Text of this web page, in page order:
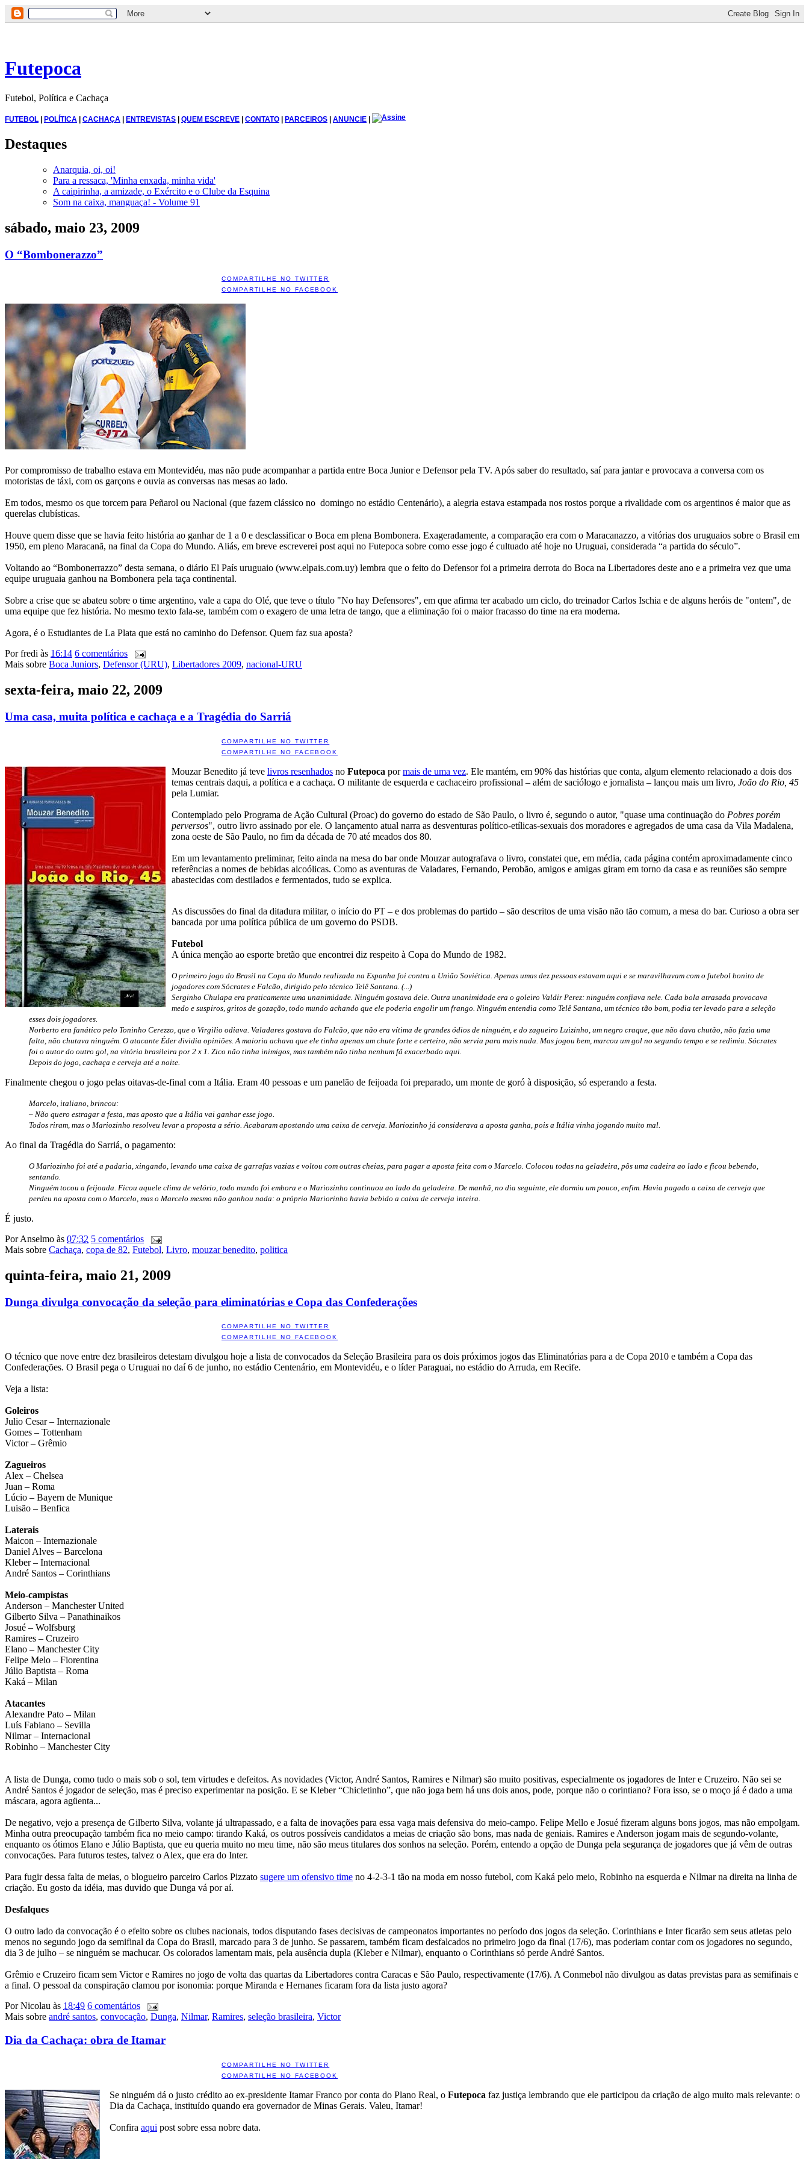
Futepoca
Futebol, Política e Cachaça
FUTEBOL | POLÍTICA | CACHAÇA | ENTREVISTAS | QUEM ESCREVE | CONTATO | PARCEIROS | ANUNCIE |
Destaques
Anarquia, oi, oi!
Para a ressaca, 'Minha enxada, minha vida'
A caipirinha, a amizade, o Exército e o Clube da Esquina
Som na caixa, manguaça! - Volume 91
sábado, maio 23, 2009
O “Bombonerazzo”
COMPARTILHE NO TWITTER
COMPARTILHE NO FACEBOOK
Por compromisso de trabalho estava em Montevidéu, mas não pude acompanhar a partida entre Boca Junior e Defensor pela TV. Após saber do resultado, saí para jantar e provocava a conversa com os
motoristas de táxi, com os garçons e ouvia as conversas nas mesas ao lado.
Em todos, mesmo os que torcem para Peñarol ou Nacional (que fazem clássico no domingo no estádio Centenário), a alegria estava estampada nos rostos porque a rivalidade com os argentinos é maior que as
querelas clubísticas.
Houve quem disse que se havia feito história ao ganhar de 1 a 0 e desclassificar o Boca em plena Bombonera. Exageradamente, a comparação era com o Maracanazzo, a vitórias dos uruguaios sobre o Brasil em
1950, em pleno Maracanã, na final da Copa do Mundo. Aliás, em breve escreverei post aqui no Futepoca sobre como esse jogo é cultuado até hoje no Uruguai, considerada “a partida do século”.
Voltando ao “Bombonerrazzo” desta semana, o diário El País uruguaio (www.elpais.com.uy) lembra que o feito do Defensor foi a primeira derrota do Boca na Libertadores deste ano e a primeira vez que uma
equipe uruguaia ganhou na Bombonera pela taça continental.
Sobre a crise que se abateu sobre o time argentino, vale a capa do Olé, que teve o título "No hay Defensores", em que afirma ter acabado um ciclo, do treinador Carlos Ischia e de alguns heróis de "ontem", de
uma equipe que fez história. No mesmo texto fala-se, também com o exagero de uma letra de tango, que a eliminação foi o maior fracasso do time na era moderna.
Agora, é o Estudiantes de La Plata que está no caminho do Defensor. Quem faz sua aposta?
Porfredi às 16:14 6 comentários
Mais sobre Boca Juniors, Defensor (URU), Libertadores 2009, nacional-URU
sexta-feira, maio 22, 2009
Uma casa, muita política e cachaça e a Tragédia do Sarriá
COMPARTILHE NO TWITTER
COMPARTILHE NO FACEBOOK
Mouzar Benedito já teve livros resenhados no Futepoca pormais de uma vez. Ele mantém, em 90% das histórias que conta, algum elemento relacionado a dois dos
temas centrais daqui, a política e a cachaça. O militante de esquerda e cachaceiro profissional – além de saciólogo e jornalista – lançou mais um livro, João do Rio, 45
pela Lumiar.
Contemplado pelo Programa de Ação Cultural (Proac) do governo do estado de São Paulo, o livro é, segundo o autor, "quase uma continuação do Pobres porém
perversos", outro livro assinado por ele. O lançamento atual narra as desventuras político-etílicas-sexuais dos moradores e agregados de uma casa da Vila Madalena,
zona oeste de São Paulo, no fim da década de 70 até meados dos 80.
Em um levantamento preliminar, feito ainda na mesa do bar onde Mouzar autografava o livro, constatei que, em média, cada página contém aproximadamente cinco
referências a nomes de bebidas alcoólicas. Como as aventuras de Valadares, Fernando, Perobão, amigos e amigas giram em torno da casa e as reuniões são sempre
abastecidas com destilados e fermentados, tudo se explica.
As discussões do final da ditadura militar, o início do PT – e dos problemas do partido – são descritos de uma visão não tão comum, a mesa do bar. Curioso a obra ser
bancada por uma política pública de um governo do PSDB.
Futebol
A única menção ao esporte bretão que encontrei diz respeito à Copa do Mundo de 1982.
O primeiro jogo do Brasil na Copa do Mundo realizada na Espanha foi contra a União Soviética. Apenas umas dez pessoas estavam aqui e se maravilhavam com o futebol bonito de
jogadores com Sócrates e Falcão, dirigido pelo técnico Telê Santana. (...)
Serginho Chulapa era praticamente uma unanimidade. Ninguém gostava dele. Outra unanimidade era o goleiro Valdir Perez: ninguém confiava nele. Cada bola atrasada provocava
medo e suspiros, gritos de gozação, todo mundo achando que ele poderia engolir um frango. Ninguém entendia como Telê Santana, um técnico tão bom, podia ter levado para a seleção
esses dois jogadores.
Norberto era fanático pelo Toninho Cerezzo, que o Virgilio odiava. Valadares gostava do Falcão, que não era vítima de grandes ódios de ninguém, e do zagueiro Luizinho, um negro craque, que não dava chutão, não fazia uma
falta, não chutava ninguém. O atacante Éder dividia opiniões. A maioria achava que ele tinha apenas um chute forte e certeiro, não servia para mais nada. Mas jogou bem, marcou um gol no segundo tempo e se redimiu. Sócrates
foi o autor do outro gol, na vitória brasileira por 2 x 1. Zico não tinha inimigos, mas também não tinha nenhum fã exacerbado aqui.
Depois do jogo, cachaça e cerveja até a noite.
Finalmente chegou o jogo pelas oitavas-de-final com a Itália. Eram 40 pessoas e um panelão de feijoada foi preparado, um monte de goró à disposição, só esperando a festa.
Marcelo, italiano, brincou:
– Não quero estragar a festa, mas aposto que a Itália vai ganhar esse jogo.
Todos riram, mas o Mariozinho resolveu levar a proposta a sério. Acabaram apostando uma caixa de cerveja. Mariozinho já considerava a aposta ganha, pois a Itália vinha jogando muito mal.
Ao final da Tragédia do Sarriá, o pagamento:
O Mariozinho foi até a padaria, xingando, levando uma caixa de garrafas vazias e voltou com outras cheias, para pagar a aposta feita com o Marcelo. Colocou todas na geladeira, pôs uma cadeira ao lado e ficou bebendo,
sentando.
Ninguém tocou a feijoada. Ficou aquele clima de velório, todo mundo foi embora e o Mariozinho continuou ao lado da geladeira. De manhã, no dia seguinte, ele dormiu um pouco, enfim. Havia pagado a caixa de cerveja que
perdeu na aposta com o Marcelo, mas o Marcelo mesmo não ganhou nada: o próprio Mariorinho havia bebido a caixa de cerveja inteira.
É justo.
PorAnselmo às 07:32 5 comentários
Mais sobre Cachaça, copa de 82, Futebol, Livro, mouzar benedito, politica
quinta-feira, maio 21, 2009
Dunga divulga convocação da seleção para eliminatórias e Copa das Confederações
COMPARTILHE NO TWITTER
COMPARTILHE NO FACEBOOK
O técnico que nove entre dez brasileiros detestam divulgou hoje a lista de convocados da Seleção Brasileira para os dois próximos jogos das Eliminatórias para a de Copa 2010 e também a Copa das
Confederações. O Brasil pega o Uruguai no daí 6 de junho, no estádio Centenário, em Montevidéu, e o líder Paraguai, no estádio do Arruda, em Recife.
Veja a lista:
Goleiros
Julio Cesar – Internazionale
Gomes – Tottenham
Victor – Grêmio
Zagueiros
Alex – Chelsea
Juan – Roma
Lúcio – Bayern de Munique
Luisão – Benfica
Laterais
Maicon – Internazionale
Daniel Alves – Barcelona
Kleber – Internacional
André Santos – Corinthians
Meio-campistas
Anderson – Manchester United
Gilberto Silva – Panathinaikos
Josué – Wolfsburg
Ramires – Cruzeiro
Elano – Manchester City
Felipe Melo – Fiorentina
Júlio Baptista – Roma
Kaká – Milan
Atacantes
Alexandre Pato – Milan
Luís Fabiano – Sevilla
Nilmar – Internacional
Robinho – Manchester City
A lista de Dunga, como tudo o mais sob o sol, tem virtudes e defeitos. As novidades (Victor, André Santos, Ramires e Nilmar) são muito positivas, especialmente os jogadores de Inter e Cruzeiro. Não sei se
André Santos é jogador de seleção, mas é preciso experimentar na posição. E se Kleber “Chicletinho”, que não joga bem há uns dois anos, pode, porque não o corintiano? Fora isso, se o moço já é dado a uma
máscara, agora agüenta...
De negativo, vejo a presença de Gilberto Silva, volante já ultrapassado, e a falta de inovações para essa vaga mais defensiva do meio-campo. Felipe Mello e Josué fizeram alguns bons jogos, mas não empolgam.
Minha outra preocupação também fica no meio campo: tirando Kaká, os outros possíveis candidatos a meias de criação são bons, mas nada de geniais. Ramires e Anderson jogam mais de segundo-volante,
enquanto os ótimos Elano e Júlio Baptista, que eu queria muito no meu time, não são meus titulares dos sonhos na seleção. Porém, entendo a opção de Dunga pela segurança de jogadores que já vêm de outras
convocações. Para futuros testes, talvez o Alex, que era do Inter.
Para fugir dessa falta de meias, o blogueiro parceiro Carlos Pizzato sugere um ofensivo time no 4-2-3-1 tão na moda em nosso futebol, com Kaká pelo meio, Robinho na esquerda e Nilmar na direita na linha de
criação. Eu gosto da idéia, mas duvido que Dunga vá por aí.
Desfalques
O outro lado da convocação é o efeito sobre os clubes nacionais, todos disputando fases decisivas de campeonatos importantes no período dos jogos da seleção. Corinthians e Inter ficarão sem seus atletas pelo
menos no segundo jogo da semifinal da Copa do Brasil, marcado para 3 de junho. Se passarem, também ficam desfalcados no primeiro jogo da final (17/6), mas poderiam contar com os jogadores no segundo,
dia 3 de julho – se ninguém se machucar. Os colorados lamentam mais, pela ausência dupla (Kleber e Nilmar), enquanto o Corinthians só perde André Santos.
Grêmio e Cruzeiro ficam sem Victor e Ramires no jogo de volta das quartas da Libertadores contra Caracas e São Paulo, respectivamente (17/6). A Conmebol não divulgou as datas previstas para as semifinais e
a final. O pessoal da conspiração clamou por isonomia: porque Miranda e Hernanes ficaram fora da lista justo agora?
PorNicolau às 18:49 6 comentários
Mais sobre andré santos, convocação, Dunga, Nilmar, Ramires, seleção brasileira, Victor
Dia da Cachaça: obra de Itamar
COMPARTILHE NO TWITTER
COMPARTILHE NO FACEBOOK
Se ninguém dá o justo crédito ao ex-presidente Itamar Franco por conta do Plano Real, o Futepoca faz justiça lembrando que ele participou da criação de algo muito mais relevante: o
Dia da Cachaça, instituído quando era governador de Minas Gerais. Valeu, Itamar!
Confira aqui post sobre essa nobre data.